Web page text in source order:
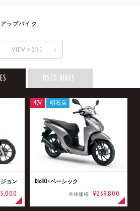
ップバイク
VIEW MORE
USED BIKES
ョン Dio110･ベーシック
本体価格 ¥239,800
NEW 明石店